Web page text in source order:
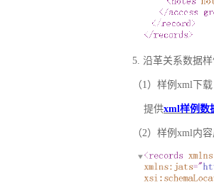
5. 沿革关系数据
（1）样例xml下载
提供xml样例数
（2）样例xml内